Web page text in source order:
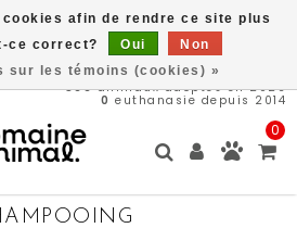
566animaux adoptés en 2026
0 euthanasie depuis 2014
0
afin de rendre ce site plus
ce correct?
Oui
Non
sur les témoins (cookies) »
gratuite à partir de 89$*